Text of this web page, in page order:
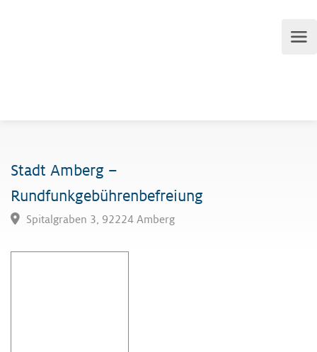
Stadt Amberg –
Rundfunkgebührenbefreiung
Spitalgraben 3, 92224 Amberg